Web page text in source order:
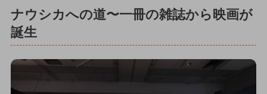
ナウシカへの道〜一冊の雑誌から映画が
誕生